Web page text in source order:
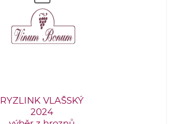
RYZLINK VLAŠSKÝ
2024